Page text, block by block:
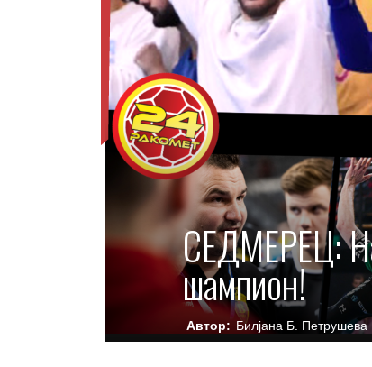
СЕДМЕРЕЦ:
шампион!
Автор: Билјана Б. Петрушева